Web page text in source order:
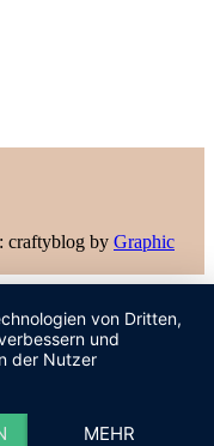
craftyblog by Graphic
von Dritten,
und
der Nutzer
MEHR